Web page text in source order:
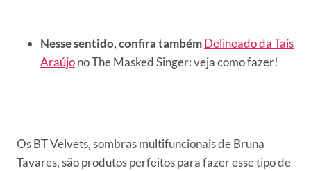
Nesse sentido, confira tambémDelineado da Taís
Araújono The Masked Singer: veja como fazer!
Os BT Velvets, sombras multifuncionais de Bruna
Tavares, são produtos perfeitos para fazer esse tipo de